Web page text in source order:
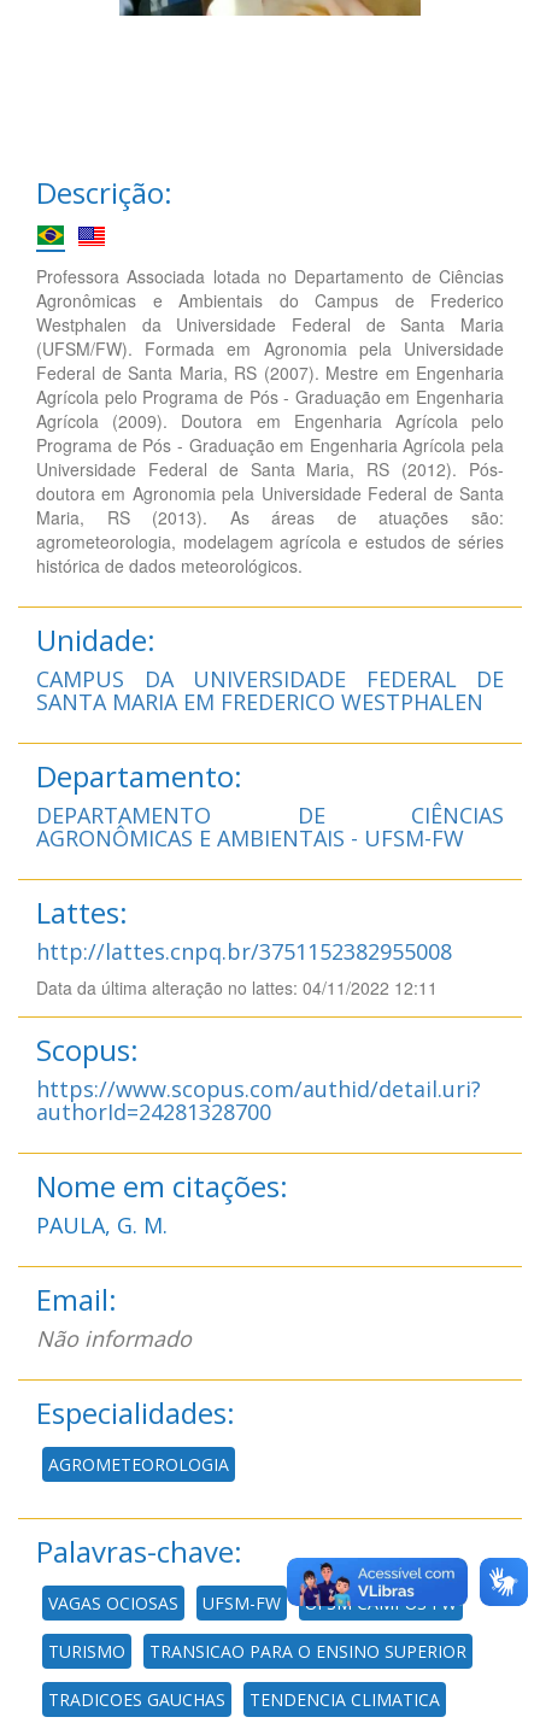
Descrição:
Professora Associada lotada no Departamento de Ciências
Agronômicas e Ambientais do Campus de Frederico
Westphalen da Universidade Federal de Santa Maria
(UFSM/FW). Formada em Agronomia pela Universidade
Federal de Santa Maria, RS (2007). Mestre em Engenharia
Agrícola pelo Programa de Pós - Graduação em Engenharia
Agrícola (2009). Doutora em Engenharia Agrícola pelo
Programa de Pós - Graduação em Engenharia Agrícola pela
Universidade Federal de Santa Maria, RS (2012). Pós-
doutora em Agronomia pela Universidade Federal de Santa
Maria, RS (2013). As áreas de atuações são:
agrometeorologia, modelagem agrícola e estudos de séries
histórica de dados meteorológicos.
Unidade:
CAMPUS DA UNIVERSIDADE FEDERAL DE
SANTA MARIA EM FREDERICO WESTPHALEN
Departamento:
DEPARTAMENTO DE CIÊNCIAS
AGRONÔMICAS E AMBIENTAIS - UFSM-FW
Lattes:
http://lattes.cnpq.br/3751152382955008
Data da última alteração no lattes: 04/11/2022 12:11
Scopus:
https://www.scopus.com/authid/detail.uri?
authorId=24281328700
Nome em citações:
PAULA, G. M.
Email:
Não informado
Especialidades:
AGROMETEOROLOGIA
Palavras-chave:
VAGAS OCIOSAS UFSM-FW UFSM CAMPUS FW
TURISMO TRANSICAO PARA O ENSINO SUPERIOR
TRADICOES GAUCHAS TENDENCIA CLIMATICA